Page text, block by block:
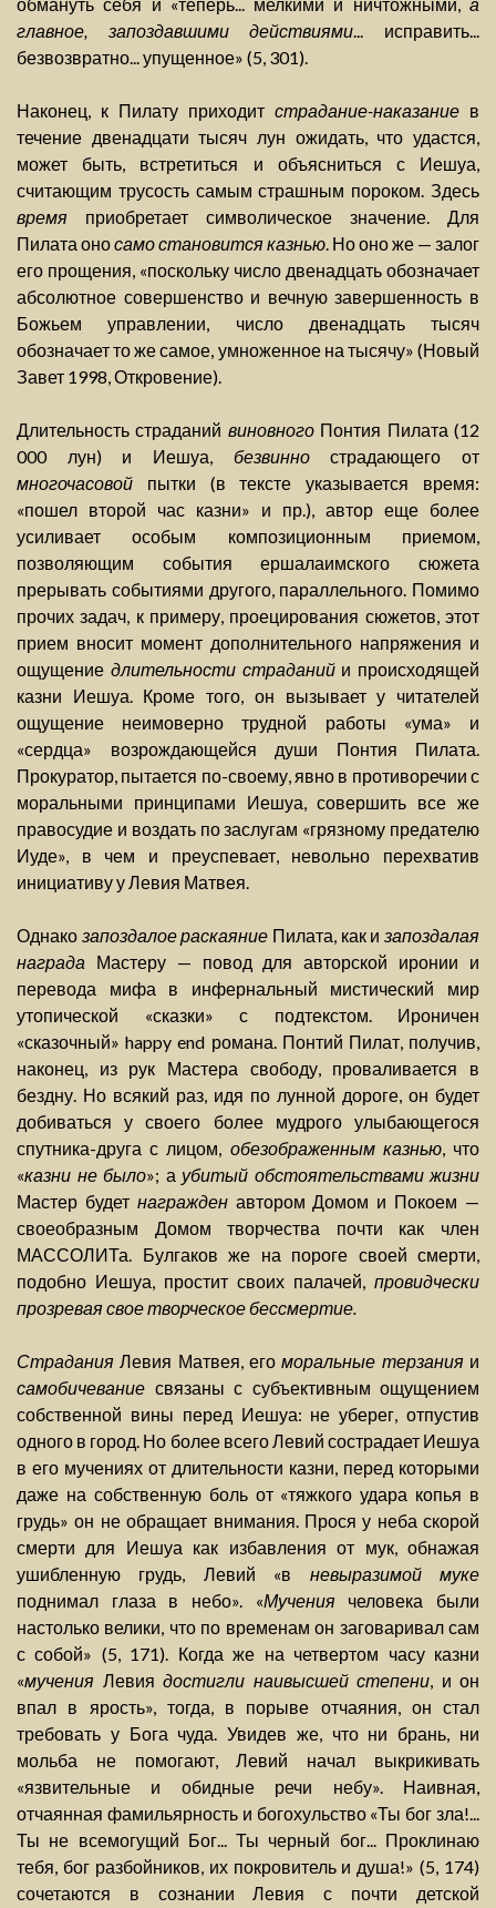
обмануть себя и «теперь... мелкими и ничтожными, а
главное, запоздавшими действиями... исправить...
безвозвратно... упущенное» (5, 301).
Наконец, к Пилату приходит страдание-наказание в
течение двенадцати тысяч лун ожидать, что удастся,
может быть, встретиться и объясниться с Иешуа,
считающим трусость самым страшным пороком. Здесь
время приобретает символическое значение. Для
Пилата оносамо становится казнью. Но оно же — залог
его прощения, «поскольку число двенадцать обозначает
абсолютное совершенство и вечную завершенность в
Божьем управлении, число двенадцать тысяч
обозначает то же самое, умноженное на тысячу» (Новый
Завет 1998, Откровение).
Длительность страданий виновногоПонтия Пилата (12
000 лун) и Иешуа, безвиннострадающего от
многочасовой пытки (в тексте указывается время:
«пошел второй час казни» и пр.), автор еще более
усиливает особым композиционным приемом,
позволяющим события ершалаимского сюжета
прерывать событиями другого, параллельного. Помимо
прочих задач, к примеру, проецирования сюжетов, этот
прием вносит момент дополнительного напряжения и
ощущение длительности страданийи происходящей
казни Иешуа. Кроме того, он вызывает у читателей
ощущение неимоверно трудной работы «ума» и
«сердца» возрождающейся души Понтия Пилата.
Прокуратор, пытается по-своему, явно в противоречии с
моральными принципами Иешуа, совершить все же
правосудие и воздать по заслугам «грязному предателю
Иуде», в чем и преуспевает, невольно перехватив
инициативу у Левия Матвея.
Однако запоздалое раскаяние Пилата, как изапоздалая
награда Мастеру — повод для авторской иронии и
перевода мифа в инфернальный мистический мир
утопической «сказки» с подтекстом. Ироничен
«сказочный» happy end романа. Понтий Пилат, получив,
наконец, из рук Мастера свободу, проваливается в
бездну. Но всякий раз, идя по лунной дороге, он будет
добиваться у своего более мудрого улыбающегося
спутника-друга с лицом, обезображенным казнью, что
«казни не было»; а убитый обстоятельствами жизни
Мастер будет награжденавтором Домом и Покоем —
своеобразным Домом творчества почти как член
МАССОЛИТа. Булгаков же на пороге своей смерти,
подобно Иешуа, простит своих палачей, провидчески
прозревая свое творческое бессмертие.
Страдания Левия Матвея, егоморальные терзанияи
самобичевание связаны с субъективным ощущением
собственной вины перед Иешуа: не уберег, отпустив
одного в город. Но более всего Левий сострадает Иешуа
в его мучениях от длительности казни, перед которыми
даже на собственную боль от «тяжкого удара копья в
грудь» он не обращает внимания. Прося у неба скорой
смерти для Иешуа как избавления от мук, обнажая
ушибленную грудь, Левий «в невыразимой муке
поднимал глаза в небо». «Мучениячеловека были
настолько велики, что по временам он заговаривал сам
с собой» (5, 171). Когда же на четвертом часу казни
«мучения Левия достигли наивысшей степени, и он
впал в ярость», тогда, в порыве отчаяния, он стал
требовать у Бога чуда. Увидев же, что ни брань, ни
мольба не помогают, Левий начал выкрикивать
«язвительные и обидные речи небу». Наивная,
отчаянная фамильярность и богохульство «Ты бог зла!...
Ты не всемогущий Бог... Ты черный бог... Проклинаю
тебя, бог разбойников, их покровитель и душа!» (5, 174)
сочетаются в сознании Левия с почти детской